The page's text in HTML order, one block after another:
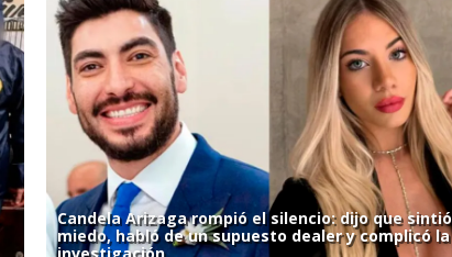
Candela Arizaga rompió el silencio: dijo que sintió
miedo, habló de un supuesto dealer y complicó la